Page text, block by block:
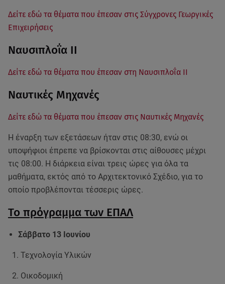
Δείτε εδώ τα θέματα που έπεσαν στις Σύγχρονες Γεωργικές
Επιχειρήσεις
Ναυσιπλοΐα ΙΙ
Δείτε εδώ τα θέματα που έπεσαν στη Ναυσιπλοΐα ΙΙ
Ναυτικές Μηχανές
Δείτε εδώ τα θέματα που έπεσαν στις Ναυτικές Μηχανές
Η έναρξη των εξετάσεων ήταν στις 08:30, ενώ οι
υποψήφιοι έπρεπε να βρίσκονται στις αίθουσες μέχρι
τις 08:00. Η διάρκεια είναι τρεις ώρες για όλα τα
μαθήματα, εκτός από το Αρχιτεκτονικό Σχέδιο, για το
οποίο προβλέπονται τέσσερις ώρες.
Το πρόγραμμα των ΕΠΑΛ
Σάββατο 13 Ιουνίου
Τεχνολογία Υλικών
Οικοδομική